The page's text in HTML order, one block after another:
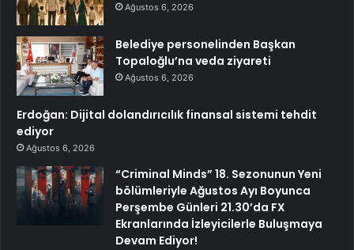
Ağustos 6, 2026
Belediye personelinden Başkan
Topaloğlu’na veda ziyareti
Ağustos 6, 2026
Erdoğan: Dijital dolandırıcılık finansal sistemi tehdit
ediyor
Ağustos 6, 2026
“Criminal Minds” 18. Sezonunun Yeni
bölümleriyle Ağustos Ayı Boyunca
Perşembe Günleri 21.30’da FX
Ekranlarında İzleyicilerle Buluşmaya
Devam Ediyor!